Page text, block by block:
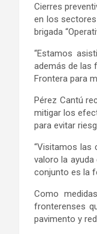
Cierres
en los
brigada
“Estamos
además de las
Frontera para
Pérez Cantú
mitigar los
para evitar
“Visitamos las
valoro la
conjunto es la
Como
fronterenses
pavimento y